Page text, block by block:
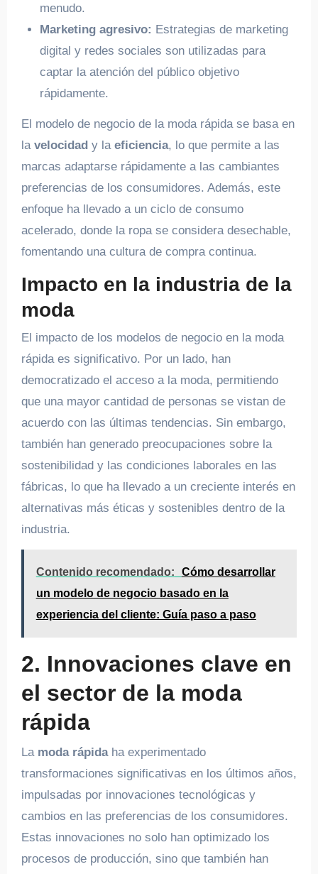
menudo.
Marketing agresivo: Estrategias de marketing
digital y redes sociales son utilizadas para
captar la atención del público objetivo
rápidamente.
El modelo de negocio de la moda rápida se basa en
la velocidady la eficiencia, lo que permite a las
marcas adaptarse rápidamente a las cambiantes
preferencias de los consumidores. Además, este
enfoque ha llevado a un ciclo de consumo
acelerado, donde la ropa se considera desechable,
fomentando una cultura de compra continua.
Impacto en la industria de la
moda
El impacto de los modelos de negocio en la moda
rápida es significativo. Por un lado, han
democratizado el acceso a la moda, permitiendo
que una mayor cantidad de personas se vistan de
acuerdo con las últimas tendencias. Sin embargo,
también han generado preocupaciones sobre la
sostenibilidad y las condiciones laborales en las
fábricas, lo que ha llevado a un creciente interés en
alternativas más éticas y sostenibles dentro de la
industria.
Contenido recomendado:
Cómo desarrollar
un modelo de negocio basado en la
experiencia del cliente: Guía paso a paso
2. Innovaciones clave en
el sector de la moda
rápida
La moda rápidaha experimentado
transformaciones significativas en los últimos años,
impulsadas por innovaciones tecnológicas y
cambios en las preferencias de los consumidores.
Estas innovaciones no solo han optimizado los
procesos de producción, sino que también han